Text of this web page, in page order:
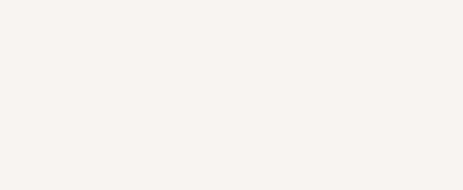
疊世界》炎熱的夏日、檸檬的香氣、互相
命！特殊費洛蒙體質世界觀，無法抗拒的
陽鬼店》上班族買了房子模型，但現實中買
每個人心中都有一個連自己也無法改變的永